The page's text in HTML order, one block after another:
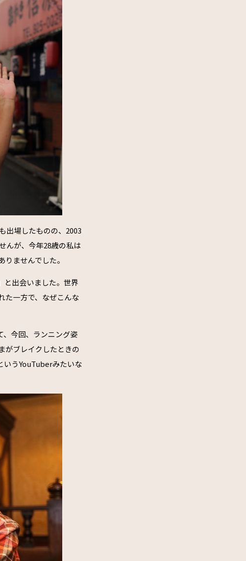
出場したものの、2003
んが、今年28歳の私は
ませんでした。
と出会いました。世界
た一方で、なぜこんな
、今回、ランニング姿
がブレイクしたときの
いうYouTuberみたいな